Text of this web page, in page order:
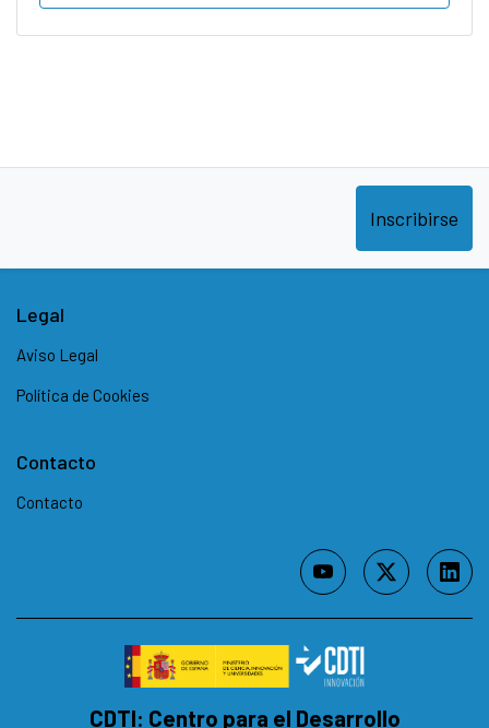
Inscribirse
Legal
Aviso Legal
Política de Cookies
Contacto
Contacto
youtube (se abrirá
twitter-x (se
CDTI: Centro para el Desarrollo